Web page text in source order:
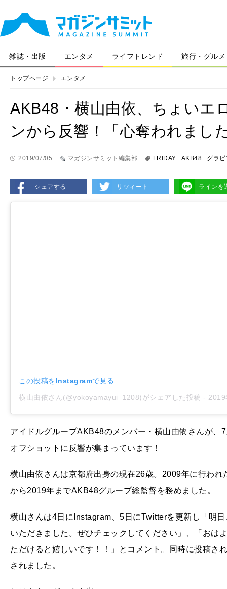
雑誌・出版 エンタメ ライフトレンド 旅行・グルメ
トップページ エンタメ
AKB48・横山由依、ちょいエ
ンから反響！「心奪われまし
2019/07/05 マガジンサミット編集部 FRIDAY AKB48 グラビ
シェアする リツィート ラインを
この投稿をInstagramで見る
横山由依さん(@yokoyamayui_1208)がシェアした投稿 - 2019年 7
アイドルグループAKB48のメンバー・横山由依さんが
オフショットに反響が集まっています！
横山由依さんは京都府出身の現在26歳。2009年に行わ
から2019年までAKB48グループ総監督を務めました。
横山さんは4日にInstagram、5日にTwitterを更新し「明
いただきました。ぜひチェックしてください」、「おは
ただけると嬉しいです！！」とコメント。同時に投稿さ
されました。